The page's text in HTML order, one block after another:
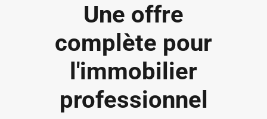
Une offre
complète pour
l'immobilier
professionnel